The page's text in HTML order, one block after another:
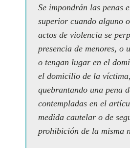
Se impondrán las penas
superior cuando alguno
actos de violencia se
presencia de menores, o
o tengan lugar en el
el domicilio de la
quebrantando una pena
contempladas en el
medida cautelar o de
prohibición de la misma